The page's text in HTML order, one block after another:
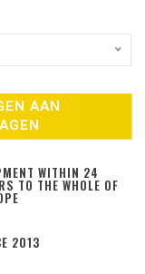
AAN
WITHIN 24
TO THE WHOLE OF
2013